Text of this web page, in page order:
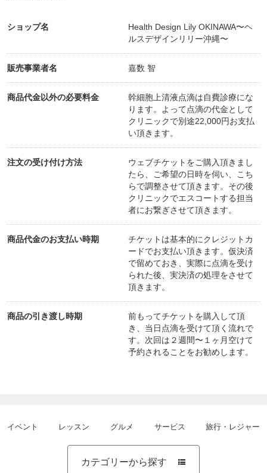
ショップ名
Health Design Lily OKINAWA〜ヘ
ルスデザインリリー沖縄〜
販売事業者名 嘉数 智
商品代金以外の必要料金
幹細胞上清液点滴は自費診療にな
ります。よって点滴の代金として
クリニックで別途22,000円お支払
い頂きます。
注文の受け付け方法
ウェブチケットをご購入頂きまし
たら、ご希望の日時を伺い、こち
らで調整させて頂きます。その後
クリニックでエスコートする担当
者にお繋ぎさせて頂きます。
商品代金のお支払い時期
チケットは基本的にクレジットカ
ードでお支払い頂きます。仮決済
で留めておき、実際に点滴を受け
られた後、実決済の処理をさせて
頂きます。
商品の引き渡し時期
前もってチケットを購入して頂
き、当日点滴を受けて頂く流れで
す。次回は２週間〜１ヶ月空けて
予約されることをお勧めします。
イベント レッスン グルメ サービス 旅行・レジャー
カテゴリーから探す 